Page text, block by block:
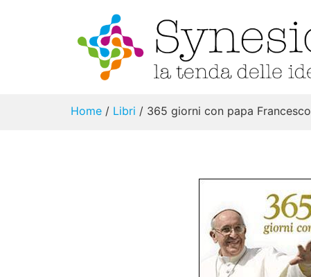
Home / Libri / 365 giorni con papa Francesco